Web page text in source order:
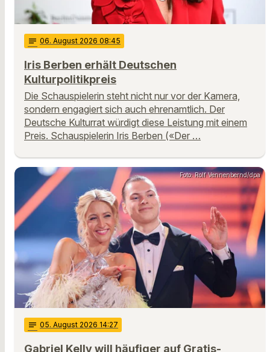
notes 06. August 2026 08:45
Iris Berben erhält Deutschen
Kulturpolitikpreis
Die Schauspielerin steht nicht nur vor der Kamera,
sondern engagiert sich auch ehrenamtlich. Der
Deutsche Kulturrat würdigt diese Leistung mit einem
Preis. Schauspielerin Iris Berben («Der …
Foto: Rolf Vennenbernd/dpa
notes 05. August 2026 14:27
Gabriel Kelly will häufiger auf Gratis-